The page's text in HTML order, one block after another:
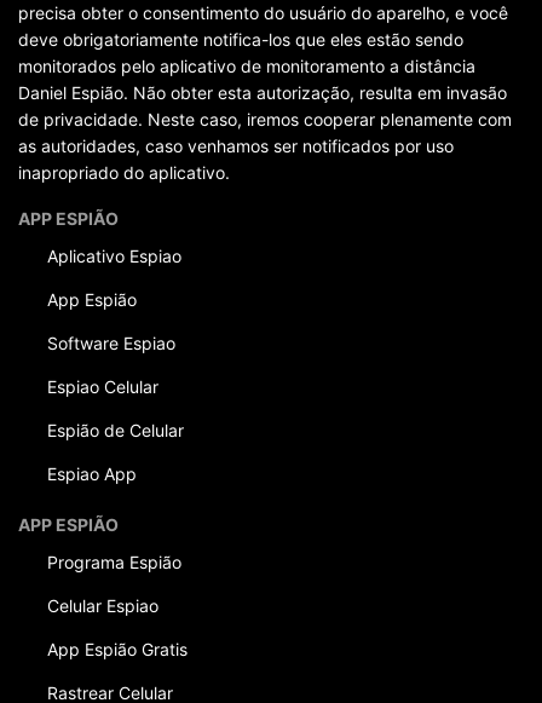
precisa obter o consentimento do usuário do aparelho, e você
deve obrigatoriamente notifica-los que eles estão sendo
monitorados pelo aplicativo de monitoramento a distância
Daniel Espião. Não obter esta autorização, resulta em invasão
de privacidade. Neste caso, iremos cooperar plenamente com
as autoridades, caso venhamos ser notificados por uso
inapropriado do aplicativo.
APP ESPIÃO
Aplicativo Espiao
App Espião
Software Espiao
Espiao Celular
Espião de Celular
Espiao App
APP ESPIÃO
Programa Espião
Celular Espiao
App Espião Gratis
Rastrear Celular